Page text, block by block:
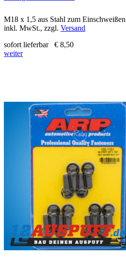
M18 x 1,5 aus Stahl zum Einschweißen
inkl. MwSt., zzgl. Versand
sofort lieferbar
€ 8,50
weiter